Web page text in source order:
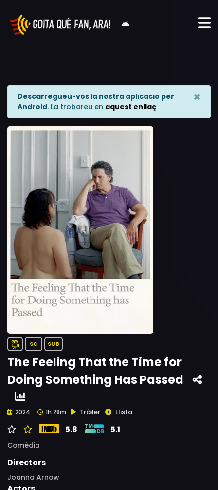
Descarregueu-vos la nostra aplicació per
Android. La trobareu en aquest enllaç
×
SC SUB
The Feeling That the Time for
Doing Something Has Passed
2024 1h 28m Tràiler Llista
5.8 5.1
Comèdia
Directors
Joanna Arnow